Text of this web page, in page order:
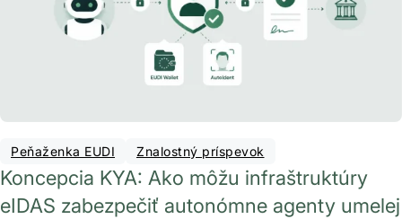
Peňaženka EUDI Znalostný príspevok
Koncepcia KYA: Ako môžu infraštruktúry
eIDAS zabezpečiť autonómne agenty umelej